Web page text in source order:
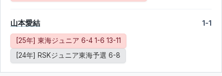
山本愛結 1-1
[25年] 東海ジュニア 6-4 1-6 13-11
[24年] RSKジュニア東海予選 6-8